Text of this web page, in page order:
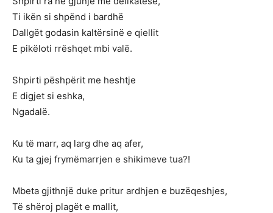
Ti ikën si shpënd i bardhë
Dallgët godasin kaltërsinë e qiellit
E pikëloti rrëshqet mbi valё.
Shpirti pëshpërit me heshtje
E digjet si eshka,
Ngadalë.
Ku të marr, aq larg dhe aq afer,
Ku ta gjej frymëmarrjen e shikimeve tua?!
Mbeta gjithnjë duke pritur ardhjen e buzëqeshjes,
Të shëroj plagët e mallit,